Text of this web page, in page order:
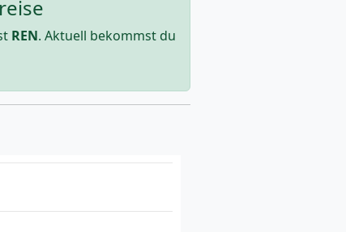
REN. Aktuell bekommst du